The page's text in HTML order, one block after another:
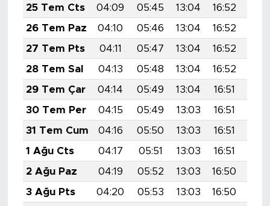
25 Tem Cts
04:09 05:45 13:04 16:52
26 Tem Paz
04:10 05:46 13:04 16:52
27 Tem Pts
04:11 05:47 13:04 16:52
28 Tem Sal
04:13 05:48 13:04 16:52
29 Tem Çar
04:14 05:49 13:04 16:51
30 Tem Per
04:15 05:49 13:03 16:51
31 Tem Cum
04:16 05:50 13:03 16:51
1 Ağu Cts
04:17 05:51 13:03 16:51
2 Ağu Paz
04:19 05:52 13:03 16:50
3 Ağu Pts
04:20 05:53 13:03 16:50
FOTO GALERİ
ALINTI YAZARLAR